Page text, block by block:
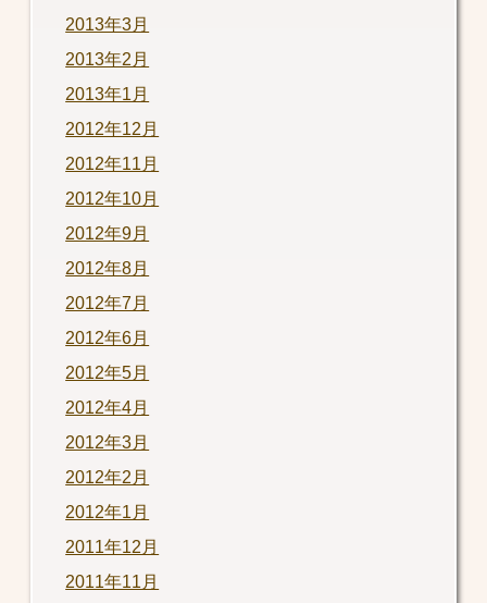
2013年3月
2013年2月
2013年1月
2012年12月
2012年11月
2012年10月
2012年9月
2012年8月
2012年7月
2012年6月
2012年5月
2012年4月
2012年3月
2012年2月
2012年1月
2011年12月
2011年11月